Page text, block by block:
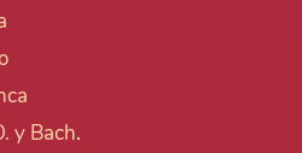
y Bach.